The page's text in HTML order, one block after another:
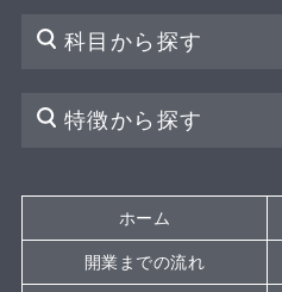
科目から探す
特徴から探す
ホーム
開業までの流れ